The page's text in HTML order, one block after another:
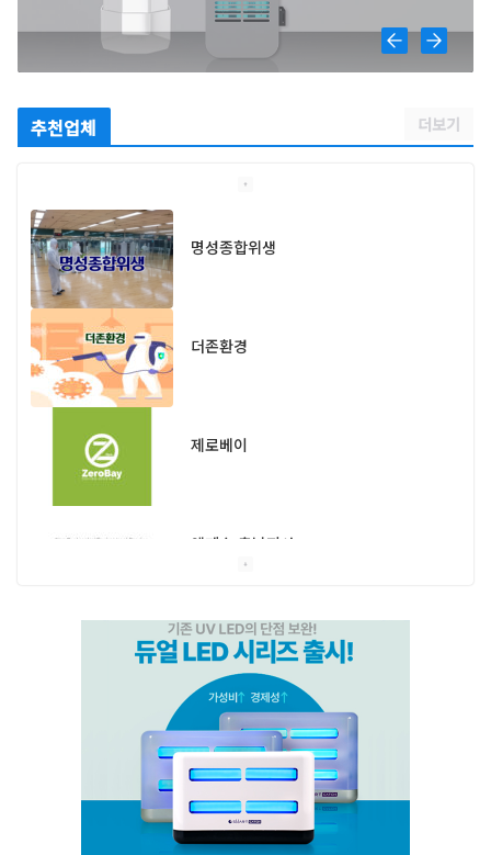
추천업체 더보기
명성종합위생
더존환경
제로베이
엔페스 충남지사
(주)비타솔루션
세화방역
(주)씨아이엠